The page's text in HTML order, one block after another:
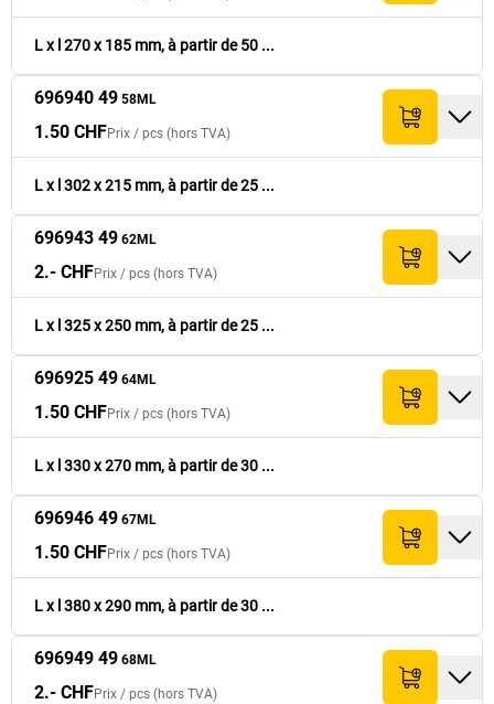
64ML
1.50 CHF 45.- CHF
696946 49 67ML 290 380
1.50 CHF 45.- CHF
320 455
2.- CHF
696952 49 72ML 420 620
3.60 CHF 90.- CHF
696955 49 77ML 520 770
6.50 CHF
L x l 270 x 185 mm, à partir de 50 ...
696940 49 58ML
1.50 CHFPrix / pcs (hors TVA)
L x l 302 x 215 mm, à partir de 25 ...
696943 49 62ML
2.- CHFPrix / pcs (hors TVA)
L x l 325 x 250 mm, à partir de 25 ...
696925 49 64ML
1.50 CHFPrix / pcs (hors TVA)
L x l 330 x 270 mm, à partir de 30 ...
696946 49 67ML
1.50 CHFPrix / pcs (hors TVA)
L x l 380 x 290 mm, à partir de 30 ...
696949 49 68ML
2.- CHFPrix / pcs (hors TVA)